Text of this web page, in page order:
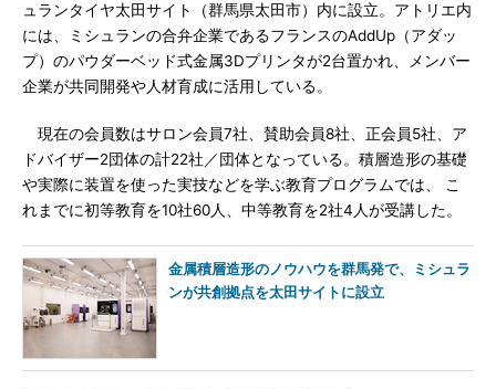
ュランタイヤ太田サイト（群馬県太田市）内に設立。アトリエ内
には、ミシュランの合弁企業であるフランスのAddUp（アダッ
プ）のパウダーベッド式金属3Dプリンタが2台置かれ、メンバー
企業が共同開発や人材育成に活用している。
現在の会員数はサロン会員7社、賛助会員8社、正会員5社、ア
ドバイザー2団体の計22社／団体となっている。積層造形の基礎
や実際に装置を使った実技などを学ぶ教育プログラムでは、 こ
れまでに初等教育を10社60人、中等教育を2社4人が受講した。
金属積層造形のノウハウを群馬発で、ミシュラ
ンが共創拠点を太田サイトに設立